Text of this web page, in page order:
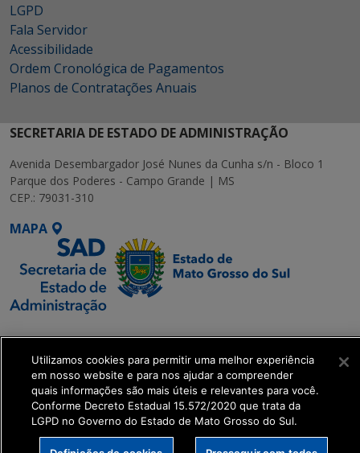
LGPD
Fala Servidor
Acessibilidade
Ordem Cronológica de Pagamentos
Planos de Contratações Anuais
SECRETARIA DE ESTADO DE ADMINISTRAÇÃO
Avenida Desembargador José Nunes da Cunha s/n - Bloco 1
Parque dos Poderes - Campo Grande | MS
CEP.: 79031-310
MAPA
SETDIG | Secretaria-
Executiva de
Transformação Digital
get_footer();
Utilizamos cookies para permitir uma melhor experiência
em nosso website e para nos ajudar a compreender
quais informações são mais úteis e relevantes para você.
Conforme Decreto Estadual 15.572/2020 que trata da
LGPD no Governo do Estado de Mato Grosso do Sul.